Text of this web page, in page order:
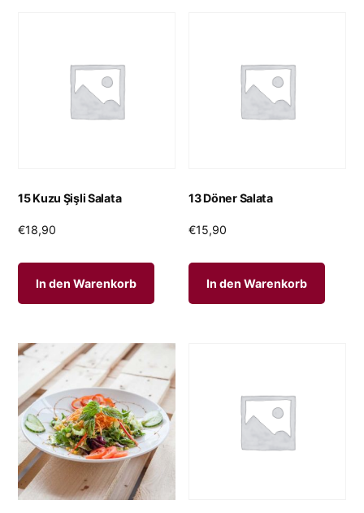
15 Kuzu Şişli Salata
€18,90
In den Warenkorb
13 Döner Salata
€15,90
In den Warenkorb